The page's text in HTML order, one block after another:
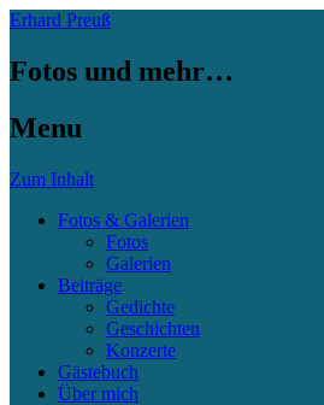
Erhard Preuß
Fotos und mehr…
Menu
Zum Inhalt
Fotos & Galerien
Fotos
Galerien
Beiträge
Gedichte
Geschichten
Konzerte
Gästebuch
Über mich